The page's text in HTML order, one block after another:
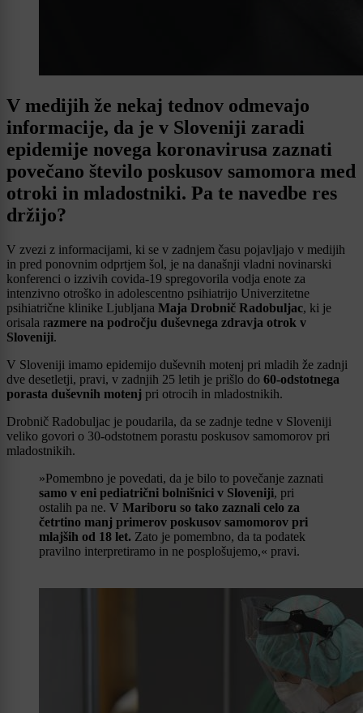
V medijih že nekaj tednov odmevajo
informacije, da je v Sloveniji zaradi
epidemije novega koronavirusa zaznati
povečano število poskusov samomora med
otroki in mladostniki. Pa te navedbe res
držijo?
V zvezi z informacijami, ki se v zadnjem času pojavljajo v medijih
in pred ponovnim odprtjem šol, je na današnji vladni novinarski
konferenci o izzivih covida-19 spregovorila vodja enote za
intenzivno otroško in adolescentno psihiatrijo Univerzitetne
psihiatrične klinike Ljubljana Maja Drobnič Radobuljac, ki je
orisala razmere na področju duševnega zdravja otrok v
Sloveniji.
V Sloveniji imamo epidemijo duševnih motenj pri mladih že zadnji
dve desetletji, pravi, v zadnjih 25 letih je prišlo do 60-odstotnega
porasta duševnih motenj pri otrocih in mladostnikih.
Drobnič Radobuljac je poudarila, da se zadnje tedne v Sloveniji
veliko govori o 30-odstotnem porastu poskusov samomorov pri
mladostnikih.
»Pomembno je povedati, da je bilo to povečanje zaznati
samo v eni pediatrični bolnišnici v Sloveniji, pri
ostalih pa ne. V Mariboru so tako zaznali celo za
četrtino manj primerov poskusov samomorov pri
mlajših od 18 let. Zato je pomembno, da ta podatek
pravilno interpretiramo in ne posplošujemo,« pravi.